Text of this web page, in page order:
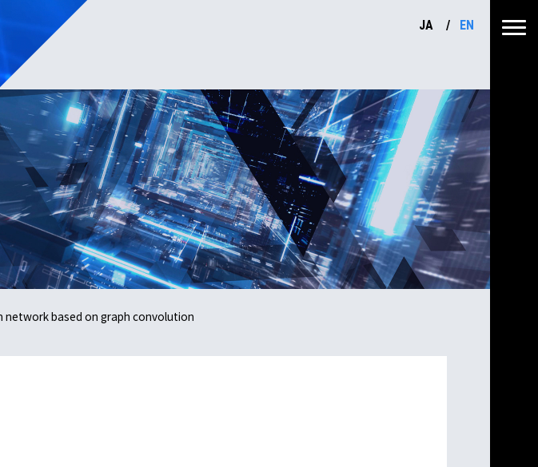
JA EN
based on graph convolution